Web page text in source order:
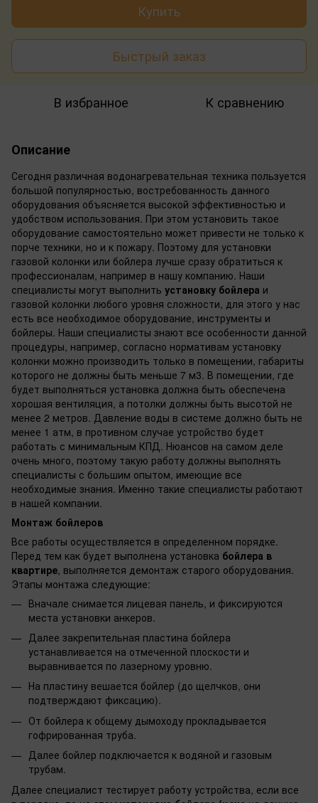
Купить
Быстрый заказ
В избранное К сравнению
Описание
Сегодня различная водонагревательная техника пользуется
большой популярностью, востребованность данного
оборудования объясняется высокой эффективностью и
удобством использования. При этом установить такое
оборудование самостоятельно может привести не только к
порче техники, но и к пожару. Поэтому для установки
газовой колонки или бойлера лучше сразу обратиться к
профессионалам, например в нашу компанию. Наши
специалисты могут выполнить установку бойлера и
газовой колонки любого уровня сложности, для этого у нас
есть все необходимое оборудование, инструменты и
бойлеры. Наши специалисты знают все особенности данной
процедуры, например, согласно нормативам установку
колонки можно производить только в помещении, габариты
которого не должны быть меньше 7 м3. В помещении, где
будет выполняться установка должна быть обеспечена
хорошая вентиляция, а потолки должны быть высотой не
менее 2 метров. Давление воды в системе должно быть не
менее 1 атм, в противном случае устройство будет
работать с минимальным КПД. Нюансов на самом деле
очень много, поэтому такую работу должны выполнять
специалисты с большим опытом, имеющие все
необходимые знания. Именно такие специалисты работают
в нашей компании.
Монтаж бойлеров
Все работы осуществляется в определенном порядке.
Перед тем как будет выполнена установка бойлера в
квартире, выполняется демонтаж старого оборудования.
Этапы монтажа следующие:
Вначале снимается лицевая панель, и фиксируются
места установки анкеров.
Далее закрепительная пластина бойлера
устанавливается на отмеченной плоскости и
выравнивается по лазерному уровню.
На пластину вешается бойлер (до щелчков, они
подтверждают фиксацию).
От бойлера к общему дымоходу прокладывается
гофрированная труба.
Далее бойлер подключается к водяной и газовым
трубам.
Далее специалист тестирует работу устройства, если все